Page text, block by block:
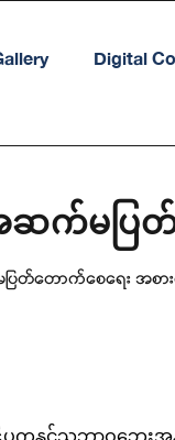
Digital
ပြတ်စေ
မပြတ်တောက်စေရေး
ခနှင့်သဘာဝဘေး